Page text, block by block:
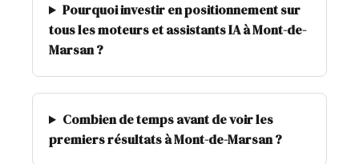
Pourquoi investir en positionnement sur
tous les moteurs et assistants IA à Mont-de-
Marsan ?
Combien de temps avant de voir les
premiers résultats à Mont-de-Marsan ?